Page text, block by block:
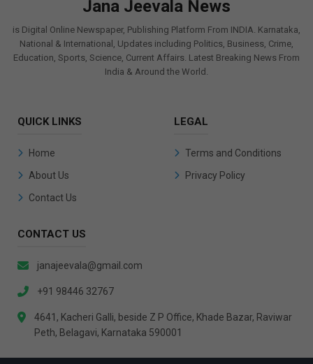
Jana Jeevala News
is Digital Online Newspaper, Publishing Platform From INDIA. Karnataka,
National & International, Updates including Politics, Business, Crime,
Education, Sports, Science, Current Affairs. Latest Breaking News From
India & Around the World.
QUICK LINKS
Home
About Us
Contact Us
LEGAL
Terms and Conditions
Privacy Policy
CONTACT US
janajeevala@gmail.com
+91 98446 32767
4641, Kacheri Galli, beside Z P Office, Khade Bazar, Raviwar
Peth, Belagavi, Karnataka 590001